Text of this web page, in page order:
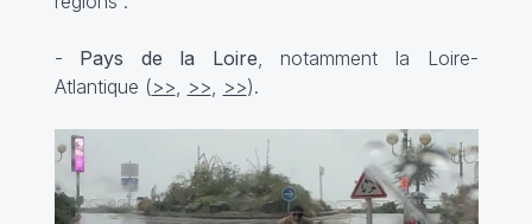
- Pays de la Loire, notamment la Loire-
Atlantique (>>, >>, >>).